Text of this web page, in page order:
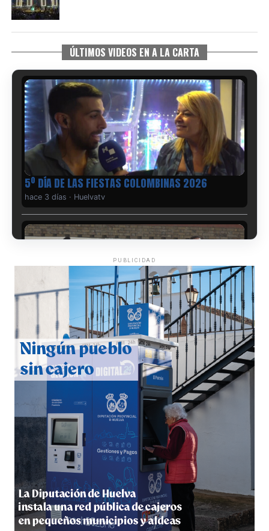
ÚLTIMOS VIDEOS EN A LA CARTA
5º DÍA DE LAS FIESTAS COLOMBINAS 2026
hace 3 días · Huelvatv
CUARTA CORRIDA DE LAS FIESTAS COLOMBINAS
2026
hace 4 días·Huelvatv
4º DÍA DE LAS FIESTAS COLOMBINAS 2026
hace 4 días·Huelvatv
PUBLICIDAD